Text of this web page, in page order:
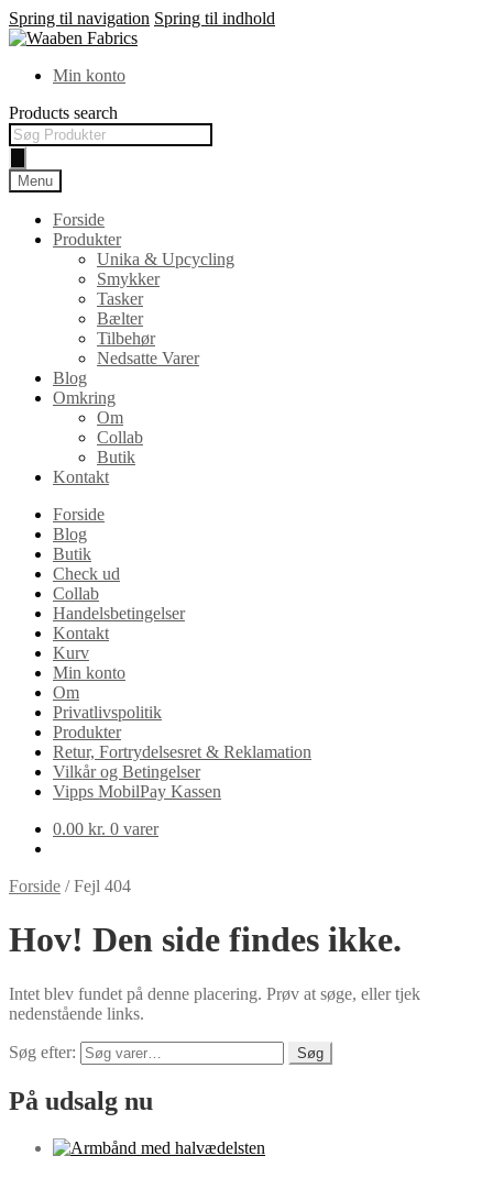
Spring til navigation Spring til indhold
Min konto
Products search
Menu
Forside
Produkter
Unika & Upcycling
Smykker
Tasker
Bælter
Tilbehør
Nedsatte Varer
Blog
Omkring
Om
Collab
Butik
Kontakt
Forside
Blog
Butik
Check ud
Collab
Handelsbetingelser
Kontakt
Kurv
Min konto
Om
Privatlivspolitik
Produkter
Retur, Fortrydelsesret & Reklamation
Vilkår og Betingelser
Vipps MobilPay Kassen
0.00 kr. 0 varer
Forside /Fejl 404
Hov! Den side findes ikke.
Intet blev fundet på denne placering. Prøv at søge, eller tjek
nedenstående links.
Søg efter: Søg
På udsalg nu